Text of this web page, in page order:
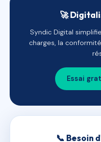
🚀
Syndic Digital
charges, la
Essai
📞 Besoin